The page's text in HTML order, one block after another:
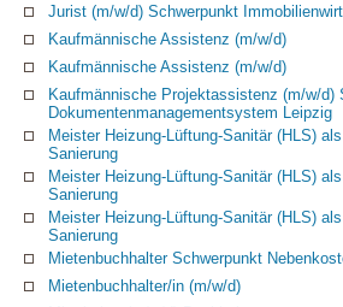
Jurist (m/w/d) Schwerpunkt
Kaufmännische Assistenz (m/w/d)
Kaufmännische Assistenz (m/w/d)
Kaufmännische Projektassistenz (m/w/d)
Dokumentenmanagementsystem Leipzig
Meister Heizung-Lüftung-Sanitär (HLS)
Sanierung
Meister Heizung-Lüftung-Sanitär (HLS)
Sanierung
Meister Heizung-Lüftung-Sanitär (HLS)
Sanierung
Mietenbuchhalter Schwerpunkt
Mietenbuchhalter/in (m/w/d)